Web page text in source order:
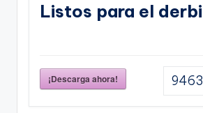
Listos para el derbi
¡Descarga ahora! 9463